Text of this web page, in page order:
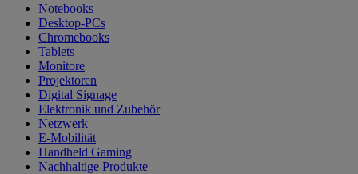
Notebooks
Desktop-PCs
Chromebooks
Tablets
Monitore
Projektoren
Digital Signage
Elektronik und Zubehör
Netzwerk
E-Mobilität
Handheld Gaming
Nachhaltige Produkte